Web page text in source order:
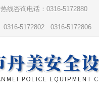
热线咨询电话：0316-5172880
0316-5172802 0316-5172806